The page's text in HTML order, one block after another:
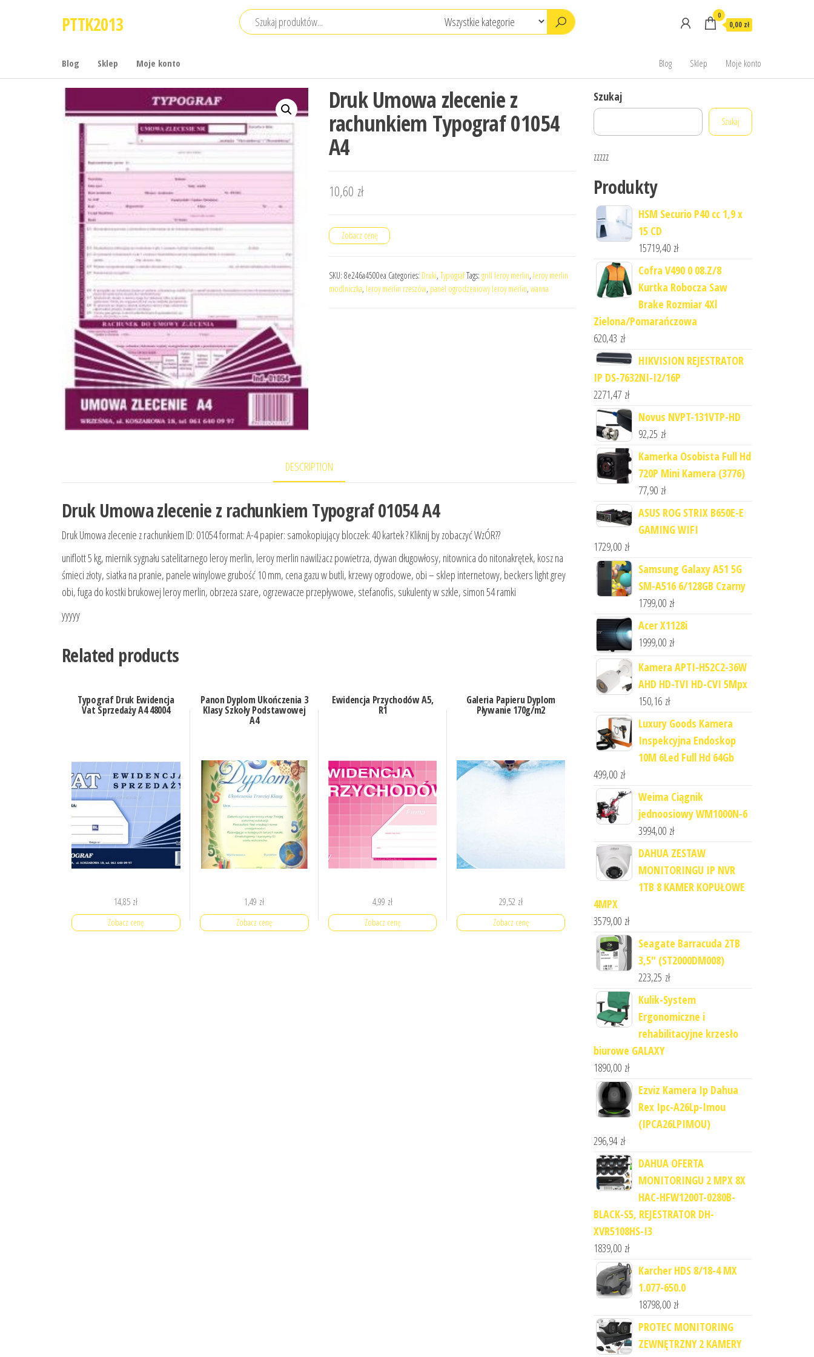
PTTK2013 0
0,00 zł
Blog Sklep Moje konto Blog Sklep Moje konto
Druk Umowa zlecenie z
rachunkiem Typograf 01054
A4
10,60 zł
Zobacz cenę
SKU: 8e246a4500ea Categories: Druki, TypografTags: grill leroy merlin, leroy merlin
modlniczka, leroy merlin rzeszów, panel ogrodzeniowy leroy merlin, wanna
DESCRIPTION
Druk Umowa zlecenie z rachunkiem Typograf 01054 A4
Druk Umowa zlecenie z rachunkiem ID: 01054 format: A-4 papier: samokopiujący bloczek: 40 kartek ? Kliknij by zobaczyć WzÓR??
uniflott 5 kg, miernik sygnału satelitarnego leroy merlin, leroy merlin nawilżacz powietrza, dywan długowłosy, nitownica do nitonakrętek, kosz na
śmieci złoty, siatka na pranie, panele winylowe grubość 10 mm, cena gazu w butli, krzewy ogrodowe, obi – sklep internetowy, beckers light grey
obi, fuga do kostki brukowej leroy merlin, obrzeza szare, ogrzewacze przepływowe, stefanofis, sukulenty w szkle, simon 54 ramki
yyyyy
Related products
Typograf Druk Ewidencja
Vat Sprzedaży A4 48004
14,85 zł
Zobacz cenę
Panon Dyplom Ukończenia 3
Klasy Szkoły Podstawowej
A4
1,49 zł
Zobacz cenę
Ewidencja Przychodów A5,
R1
4,99 zł
Zobacz cenę
Galeria Papieru Dyplom
Pływanie 170g/m2
29,52 zł
Zobacz cenę
Szukaj
Szukaj
zzzzz
Produkty
HSM Securio P40 cc 1,9 x
15 CD
15719,40 zł
Cofra V490 0 08.Z/8
Kurtka Robocza Saw
Brake Rozmiar 4Xl
Zielona/Pomarańczowa
620,43 zł
HIKVISION REJESTRATOR
IP DS-7632NI-I2/16P
2271,47 zł
Novus NVPT-131VTP-HD
92,25 zł
Kamerka Osobista Full Hd
720P Mini Kamera (3776)
77,90 zł
ASUS ROG STRIX B650E-E
GAMING WIFI
1729,00 zł
Samsung Galaxy A51 5G
SM-A516 6/128GB Czarny
1799,00 zł
Acer X1128i
1999,00 zł
Kamera APTI-H52C2-36W
AHD HD-TVI HD-CVI 5Mpx
150,16 zł
Luxury Goods Kamera
Inspekcyjna Endoskop
10M 6Led Full Hd 64Gb
499,00 zł
Weima Ciągnik
jednoosiowy WM1000N-6
3994,00 zł
DAHUA ZESTAW
MONITORINGU IP NVR
1TB 8 KAMER KOPUŁOWE
4MPX
3579,00 zł
Seagate Barracuda 2TB
3,5" (ST2000DM008)
223,25 zł
Kulik-System
Ergonomiczne i
rehabilitacyjne krzesło
biurowe GALAXY
1890,00 zł
Ezviz Kamera Ip Dahua
Rex Ipc-A26Lp-Imou
(IPCA26LPIMOU)
296,94 zł
DAHUA OFERTA
MONITORINGU 2 MPX 8X
HAC-HFW1200T-0280B-
BLACK-S5, REJESTRATOR DH-
XVR5108HS-I3
1839,00 zł
Karcher HDS 8/18-4 MX
1.077-650.0
18798,00 zł
PROTEC MONITORING
ZEWNĘTRZNY 2 KAMERY